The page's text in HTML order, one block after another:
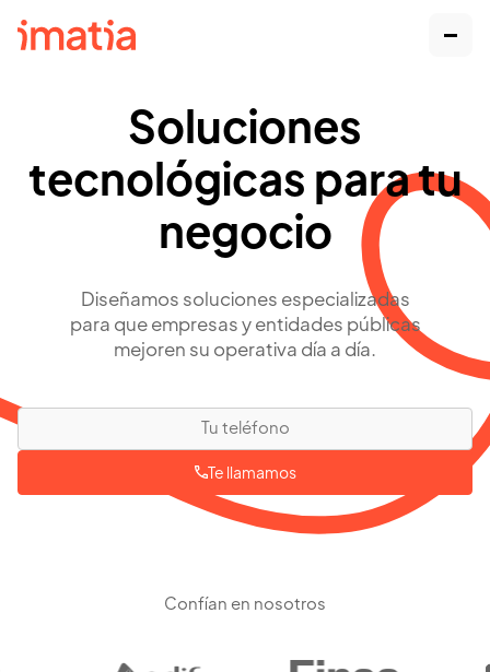
Soluciones
tecnológicas para tu
negocio
Diseñamos soluciones especializadas
para que empresas y entidades públicas
mejoren su operativa día a día.
Te llamamos
Confían en nosotros